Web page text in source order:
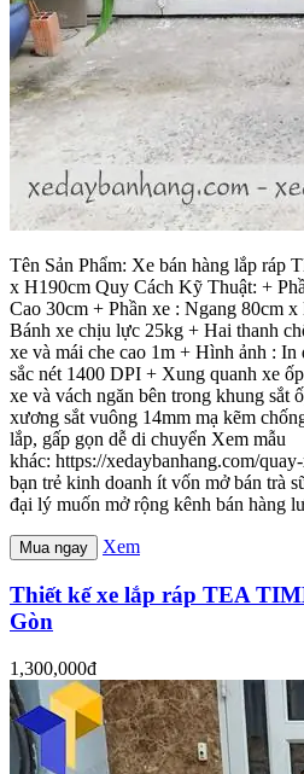
Tên Sản Phẩm: Xe bán hàng lắp
x H190cm Quy Cách Kỹ Thuật: +
Cao 30cm + Phần xe : Ngang 80cm
Bánh xe chịu lực 25kg + Hai thanh
xe và mái che cao 1m + Hình ảnh :
sắc nét 1400 DPI + Xung quanh xe
xe và vách ngăn bên trong khung sắt
xương sắt vuông 14mm mạ kẽm
lắp, gấp gọn dễ di chuyển Xem mẫu
khác: https://xedaybanhang.com/
bạn trẻ kinh doanh ít vốn mở bán trà
đại lý muốn mở rộng kênh bán hàng
Mua ngay Xem
Thiết kế xe lắp ráp TEA
Gòn
1,300,000đ